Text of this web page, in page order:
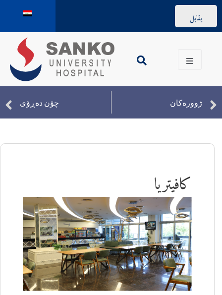
يقابل
ژوورەکان چۆن دەڕۆی
كافيتريا